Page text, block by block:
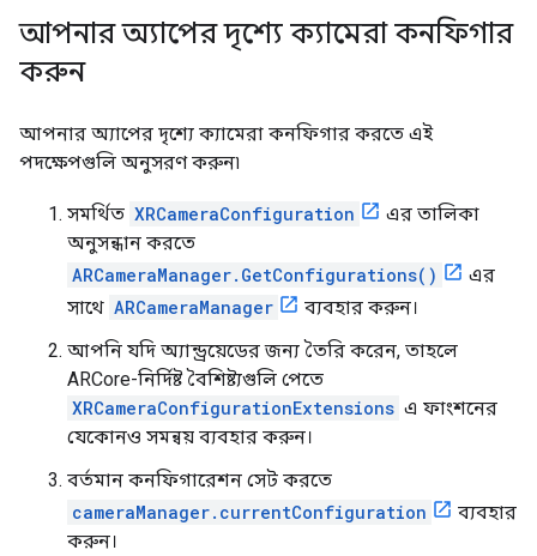
আপনার অ্যাপের দৃশ্যে ক্যামেরা কনফিগার
করুন
আপনার অ্যাপের দৃশ্যে ক্যামেরা কনফিগার করতে এই
পদক্ষেপগুলি অনুসরণ করুন৷
সমর্থিত XRCameraConfiguration
এর তালিকা
অনুসন্ধান করতে
ARCameraManager.GetConfigurations()
এর
সাথে ARCameraManager
ব্যবহার করুন।
আপনি যদি অ্যান্ড্রয়েডের জন্য তৈরি করেন, তাহলে
ARCore-নির্দিষ্ট বৈশিষ্ট্যগুলি পেতে
XRCameraConfigurationExtensions এ ফাংশনের
যেকোনও সমন্বয় ব্যবহার করুন।
বর্তমান কনফিগারেশন সেট করতে
cameraManager.currentConfiguration
ব্যবহার
করুন।